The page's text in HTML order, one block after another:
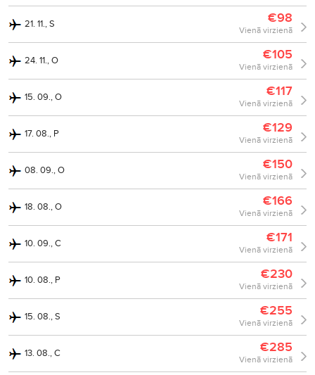
21. 11., S €98
Vienā virzienā
24. 11., O €105
Vienā virzienā
15. 09., O €117
Vienā virzienā
17. 08., P €129
Vienā virzienā
08. 09., O €150
Vienā virzienā
18. 08., O €166
Vienā virzienā
10. 09., C €171
Vienā virzienā
10. 08., P €230
Vienā virzienā
15. 08., S €255
Vienā virzienā
13. 08., C €285
Vienā virzienā